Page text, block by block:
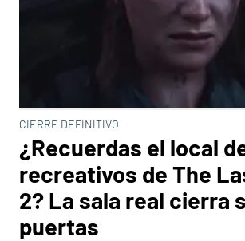
CIERRE DEFINITIVO
¿Recuerdas el local
recreativos de The
2? La sala real cierra
puertas